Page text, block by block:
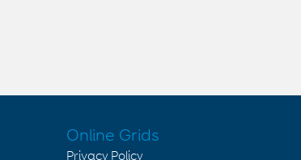
Online Grids
Privacy Policy